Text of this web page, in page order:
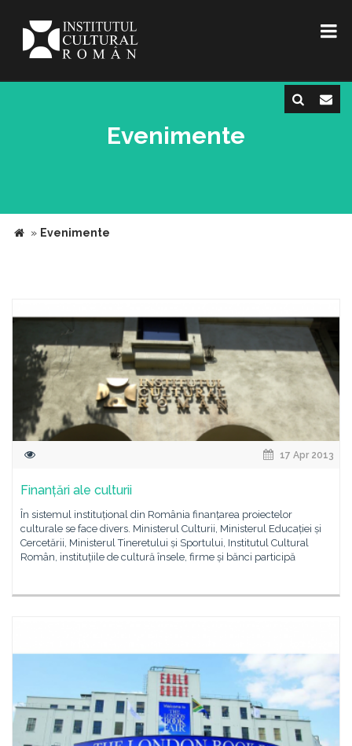
Evenimente
» Evenimente
17 Apr 2013
Finanțări ale culturii
În sistemul instituțional din România finanțarea proiectelor
culturale se face divers. Ministerul Culturii, Ministerul Educației și
Cercetării, Ministerul Tineretului și Sportului, Institutul Cultural
Român, instituțiile de cultură însele, firme și bănci participă